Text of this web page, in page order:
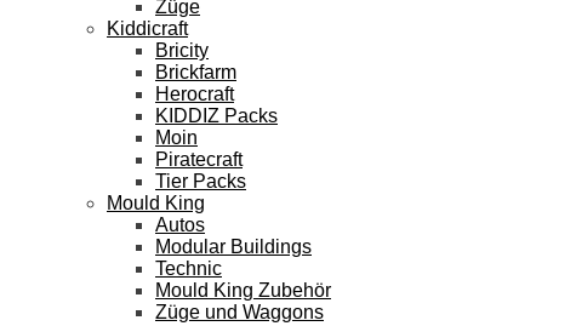
Züge
Kiddicraft
Bricity
Brickfarm
Herocraft
KIDDIZ Packs
Moin
Piratecraft
Tier Packs
Mould King
Autos
Modular Buildings
Technic
Mould King Zubehör
Züge und Waggons